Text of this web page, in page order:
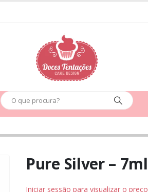
Pure Silver – 7ml
Iniciar sessão para visualizar o preço